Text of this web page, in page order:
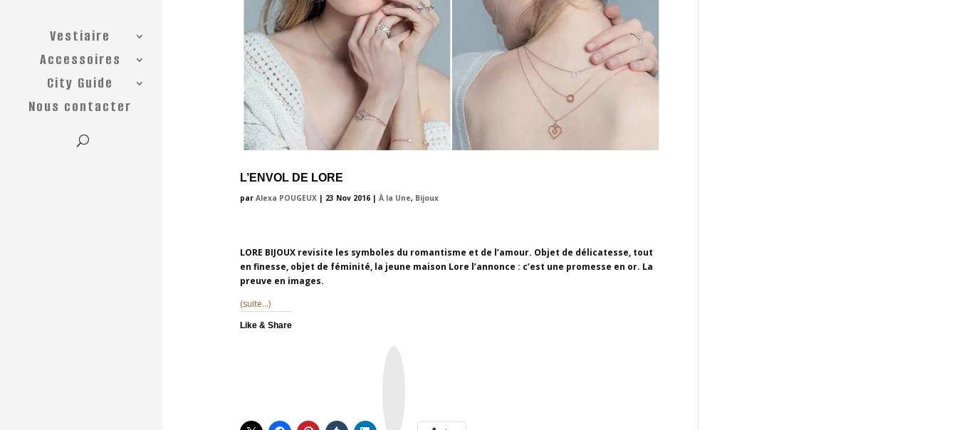
Vestiaire
Accessoires
City Guide
Nous contacter
L’ENVOL DE LORE
par Alexa POUGEUX| 23 Nov 2016| À la Une, Bijoux
LORE BIJOUX revisite les symboles du romantisme et de l’amour. Objet de délicatesse, tout
en finesse, objet de féminité, la jeune maison Lore l’annonce : c’est une promesse en or. La
preuve en images.
(suite…)
Like & Share